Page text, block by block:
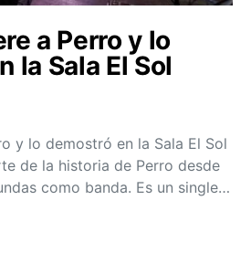
a Perro y lo
la Sala El Sol
y lo demostró en la Sala El Sol
de la historia de Perro desde
como banda. Es un single…